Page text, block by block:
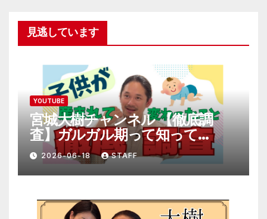
見逃しています
YOUTUBE
宮城大樹チャンネル 【徹底調
査】ガルガル期って知って
る！？
2026-06-18 STAFF